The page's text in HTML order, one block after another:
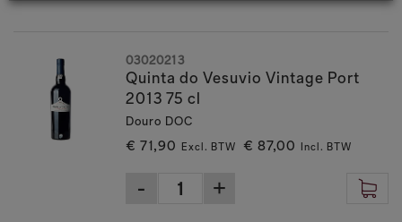
Quinta do Vesuvio Vintage Port
2013 75 cl
Douro DOC
€ 71,90 Excl. BTW € 87,00 Incl. BTW
03020213